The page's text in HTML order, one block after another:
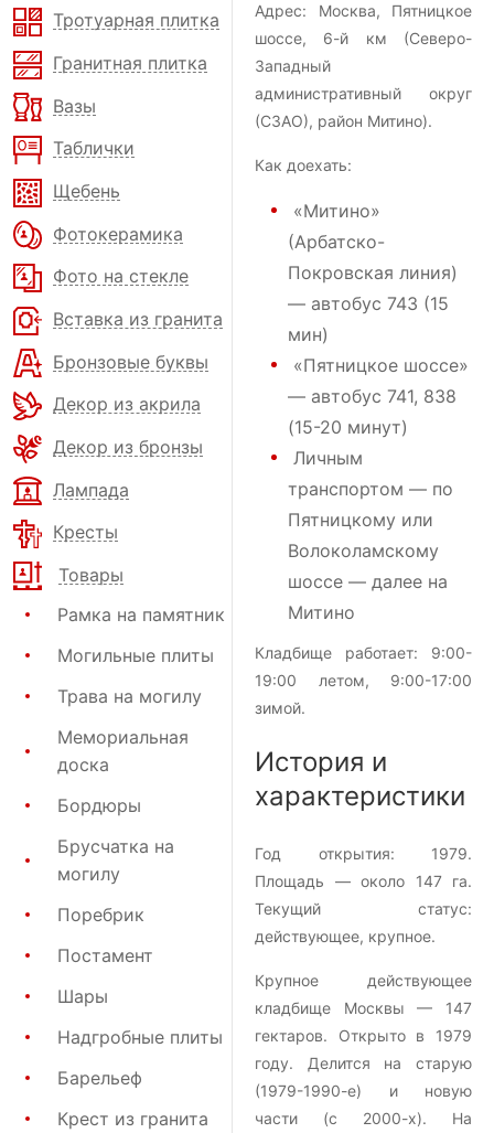
Тротуарная плитка
Гранитная плитка
Вазы
Таблички
Щебень
Фотокерамика
Фото на стекле
Вставка из гранита
Бронзовые буквы
Декор из акрила
Декор из бронзы
Лампада
Кресты
Товары
Рамка на памятник
Могильные плиты
Трава на могилу
Мемориальная
доска
Бордюры
Брусчатка на
могилу
Поребрик
Постамент
Шары
Надгробные плиты
Барельеф
Крест из гранита
Адрес: Москва, Пятницкое
шоссе, 6-й км (Северо-
Западный
административный округ
(СЗАО), район Митино).
Как доехать:
«Митино»
(Арбатско-
Покровская линия)
— автобус 743 (15
мин)
«Пятницкое шоссе»
— автобус 741, 838
(15-20 минут)
Личным
транспортом — по
Пятницкому или
Волоколамскому
шоссе — далее на
Митино
Кладбище работает: 9:00-
19:00 летом, 9:00-17:00
зимой.
История и
характеристики
Год открытия: 1979.
Площадь — около 147 га.
Текущий статус:
действующее, крупное.
Крупное действующее
кладбище Москвы — 147
гектаров. Открыто в 1979
году. Делится на старую
(1979-1990-е) и новую
части (с 2000-х). На